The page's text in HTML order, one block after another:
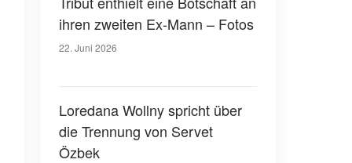
ihren zweiten Ex-Mann – Fotos
22. Juni 2026
Loredana Wollny spricht über
die Trennung von Servet
Özbek